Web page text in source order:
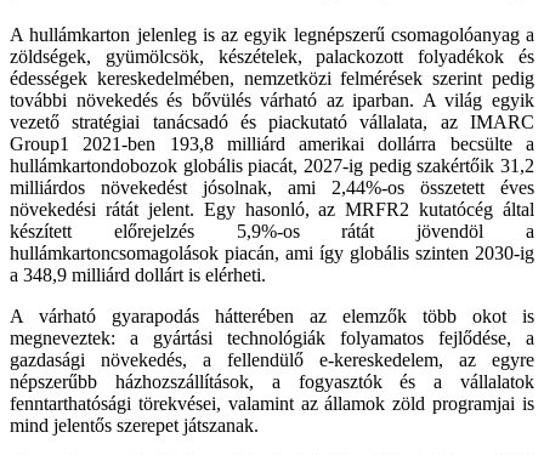
A hullámkarton jelenleg is az egyik legnépszerű csomagolóanyag a
zöldségek, gyümölcsök, készételek, palackozott folyadékok és
édességek kereskedelmében, nemzetközi felmérések szerint pedig
további növekedés és bővülés várható az iparban. A világ egyik
vezető stratégiai tanácsadó és piackutató vállalata, az IMARC
Group1 2021-ben 193,8 milliárd amerikai dollárra becsülte a
hullámkartondobozok globális piacát, 2027-ig pedig szakértőik 31,2
milliárdos növekedést jósolnak, ami 2,44%-os összetett éves
növekedési rátát jelent. Egy hasonló, az MRFR2 kutatócég által
készített előrejelzés 5,9%-os rátát jövendöl a
hullámkartoncsomagolások piacán, ami így globális szinten 2030-ig
a 348,9 milliárd dollárt is elérheti.
A várható gyarapodás hátterében az elemzők több okot is
megneveztek: a gyártási technológiák folyamatos fejlődése, a
gazdasági növekedés, a fellendülő e-kereskedelem, az egyre
népszerűbb házhozszállítások, a fogyasztók és a vállalatok
fenntarthatósági törekvései, valamint az államok zöld programjai is
mind jelentős szerepet játszanak.